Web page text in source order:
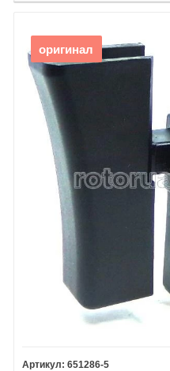
оригинал
651286-5